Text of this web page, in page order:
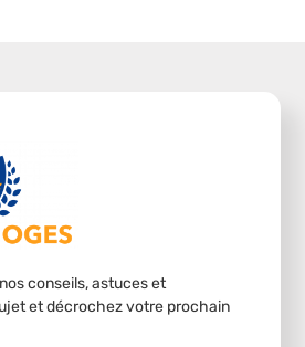
conseils, astuces et
et décrochez votre prochain